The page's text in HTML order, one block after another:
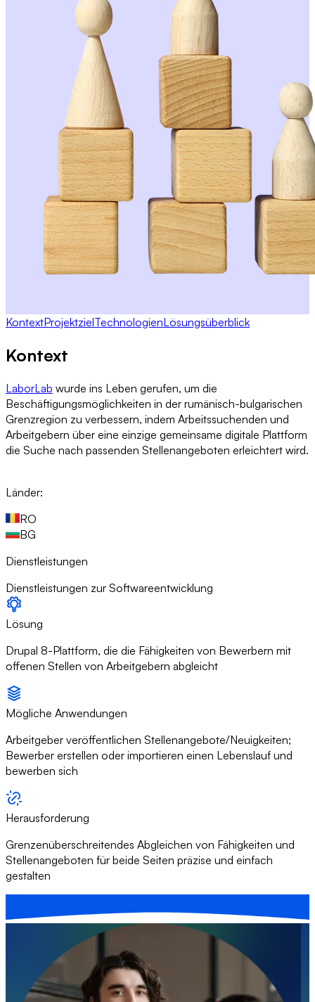
KontextProjektzielTechnologienLösungsüberblick
Kontext
LaborLab wurde ins Leben gerufen, um die
Beschäftigungsmöglichkeiten in der rumänisch-bulgarischen
Grenzregion zu verbessern, indem Arbeitssuchenden und
Arbeitgebern über eine einzige gemeinsame digitale Plattform
die Suche nach passenden Stellenangeboten erleichtert wird.
Länder:
RO
BG
Dienstleistungen
Dienstleistungen zur Softwareentwicklung
Lösung
Drupal 8-Plattform, die die Fähigkeiten von Bewerbern mit
offenen Stellen von Arbeitgebern abgleicht
Mögliche Anwendungen
Arbeitgeber veröffentlichen Stellenangebote/Neuigkeiten;
Bewerber erstellen oder importieren einen Lebenslauf und
bewerben sich
Herausforderung
Grenzenüberschreitendes Abgleichen von Fähigkeiten und
Stellenangeboten für beide Seiten präzise und einfach
gestalten